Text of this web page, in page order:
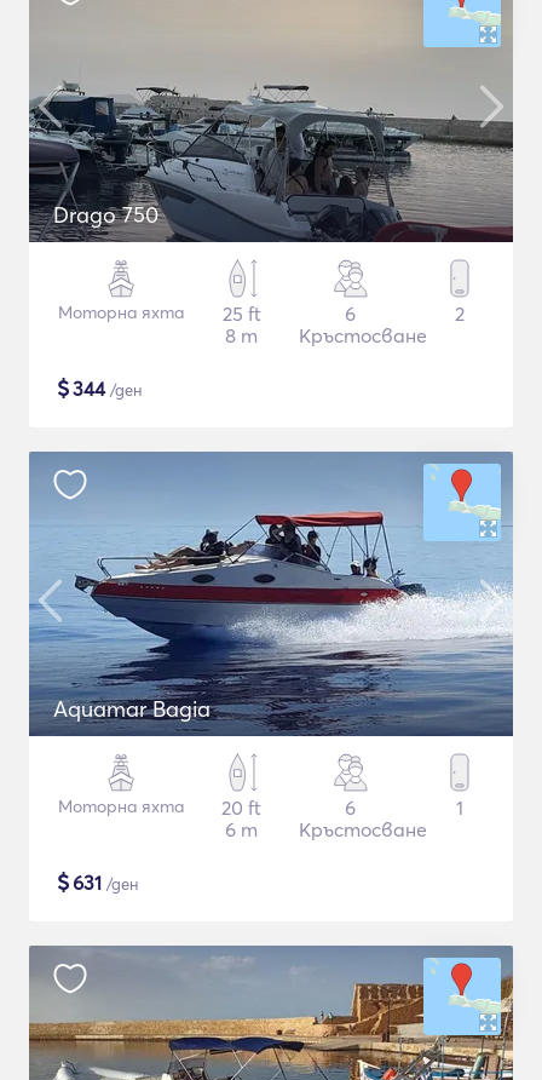
Drago 750
Моторна яхта
25 ft
8 m
6
Кръстосване
2
$344/ден
Aquamar Bagia
Моторна яхта
20 ft
6 m
6
Кръстосване
1
$631 /ден